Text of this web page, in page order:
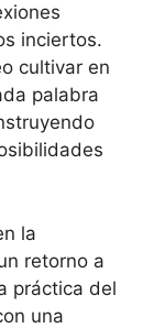
inciertos.
cultivar en
palabra
la
retorno a
práctica del
una